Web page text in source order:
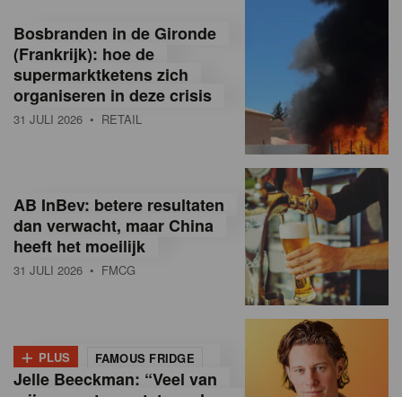
n
e
a
Bosbranden in de Gironde
(Frankrijk): hoe de
supermarktketens zich
organiseren in deze crisis
31 JULI 2026 • RETAIL
AB InBev: betere resultaten
dan verwacht, maar China
heeft het moeilijk
31 JULI 2026 • FMCG
+ PLUS FAMOUS FRIDGE
Jelle Beeckman: “Veel van